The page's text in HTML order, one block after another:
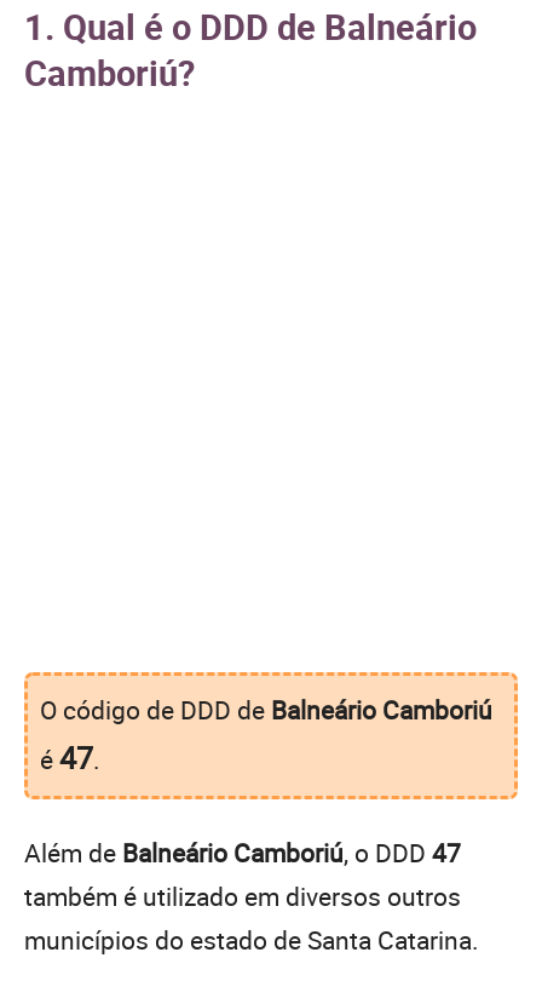
1. Qual é o DDD de Balneário
Camboriú?
O código de DDD de Balneário Camboriú
é47.
Além de Balneário Camboriú, o DDD 47
também é utilizado em diversos outros
municípios do estado de Santa Catarina.